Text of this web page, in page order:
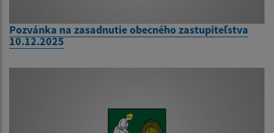
Pozvánka na zasadnutie obecného zastupiteľstva
10.12.2025